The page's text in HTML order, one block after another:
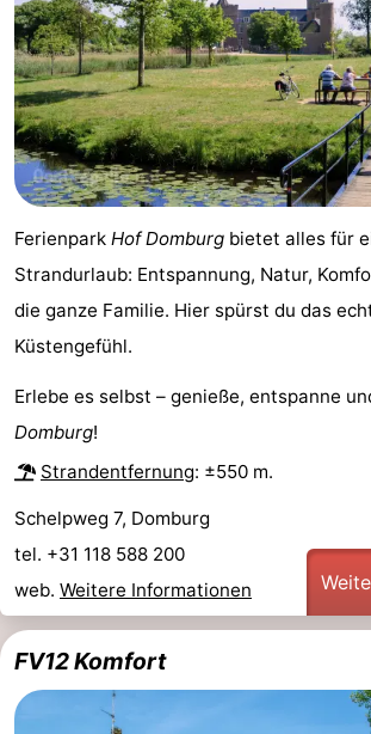
Ferienpark Hof Domburg bietet alles für
Strandurlaub: Entspannung, Natur,
die ganze Familie. Hier spürst du das
Küstengefühl.
Erlebe es selbst – genieße, entspanne
Domburg!
Strandentfernung: ±550 m.
Schelpweg 7, Domburg
tel. +31 118 588 200
web. Weitere Informationen
FV12 Komfort